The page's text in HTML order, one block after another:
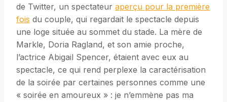
de Twitter, un spectateur aperçu pour la première
fois du couple, qui regardait le spectacle depuis
une loge située au sommet du stade. La mère de
Markle, Doria Ragland, et son amie proche,
l’actrice Abigail Spencer, étaient avec eux au
spectacle, ce qui rend perplexe la caractérisation
de la soirée par certaines personnes comme une
« soirée en amoureux » : je n’emmène pas ma